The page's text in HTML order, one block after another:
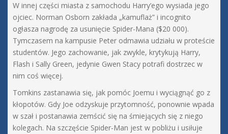
W innej części miasta z samochodu Harry’ego wysiada jego
ojciec. Norman Osborn zakłada „kamuflaż” i incognito
ogłasza nagrodę za usunięcie Spider-Mana ($20 000).
Tymczasem na kampusie Peter odmawia udziału w proteście
studentów. Jego zachowanie, jak zwykle, krytykują Harry,
Flash i Sally Green, jedynie Gwen Stacy potrafi dostrzec w
nim coś więcej.
Tomkins zastanawia się, jak pomóc Joemu i wyciągnąć go z
kłopotów. Gdy Joe odzyskuje przytomność, ponownie wpada
w szał i postanawia zemścić się na śmiejących się z niego
kolegach. Na szczęście Spider-Man jest w pobliżu i usiłuje